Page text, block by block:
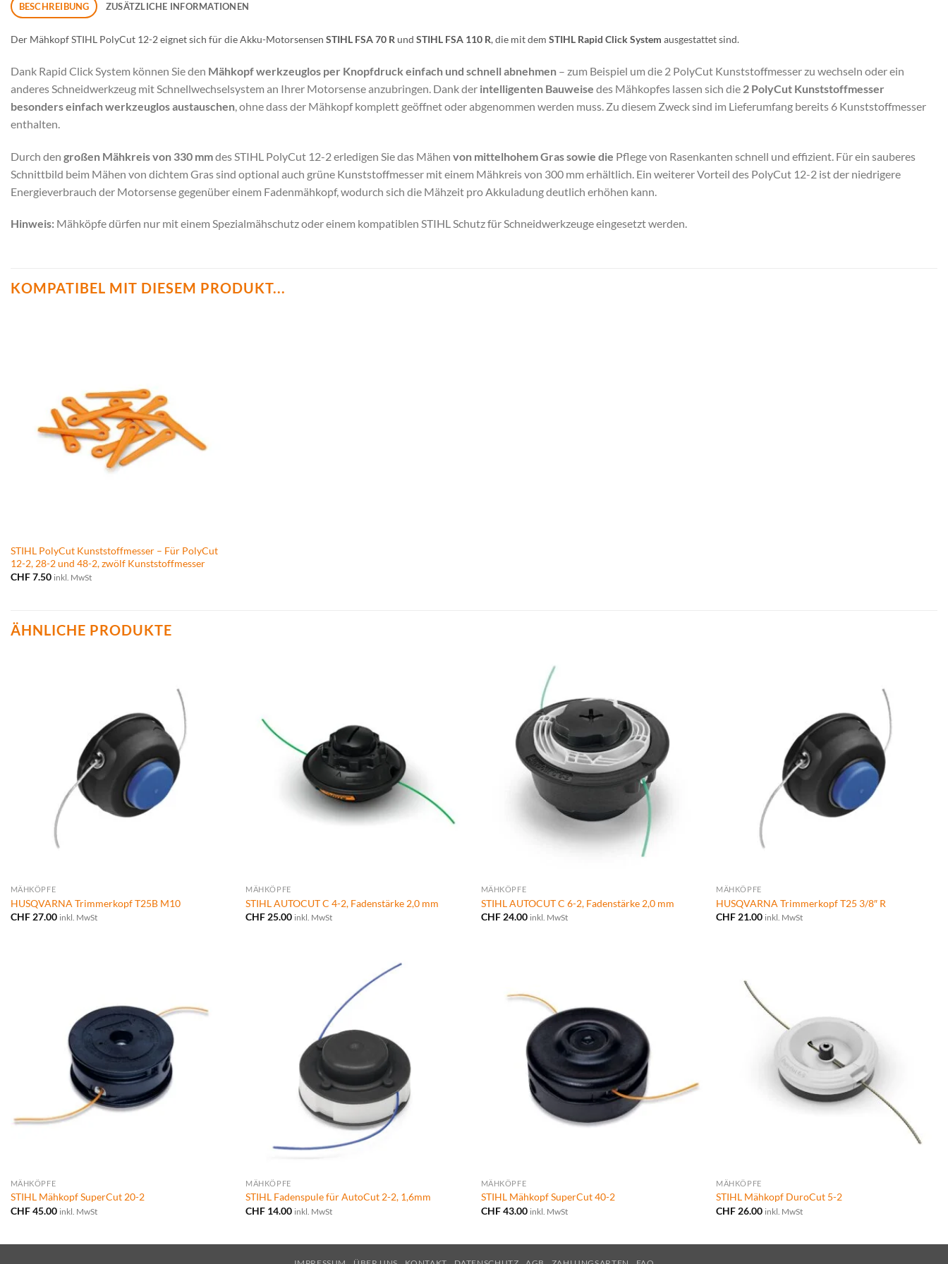
BESCHREIBUNG ZUSÄTZLICHE INFORMATIONEN
Der Mähkopf STIHL PolyCut 12-2 eignet sich für die Akku-Motorsensen STIHL FSA 70 R und STIHL FSA 110 R, die mit dem STIHL Rapid Click System ausgestattet sind.
Dank Rapid Click System können Sie den Mähkopf werkzeuglos per Knopfdruck einfach und schnell abnehmen – zum Beispiel um die 2 PolyCut Kunststoffmesser zu wechseln oder ein
anderes Schneidwerkzeug mit Schnellwechselsystem an Ihrer Motorsense anzubringen. Dank der intelligenten Bauweise des Mähkopfes lassen sich die 2 PolyCut Kunststoffmesser
besonders einfach werkzeuglos austauschen , ohne dass der Mähkopf komplett geöffnet oder abgenommen werden muss. Zu diesem Zweck sind im Lieferumfang bereits 6 Kunststoffmesser
enthalten.
Durch den großen Mähkreis von 330 mmdes STIHL PolyCut 12-2 erledigen Sie das Mähen von mittelhohem Gras sowie die Pflege von Rasenkanten schnell und effizient. Für ein sauberes
Schnittbild beim Mähen von dichtem Gras sind optional auch grüne Kunststoffmesser mit einem Mähkreis von 300 mm erhältlich. Ein weiterer Vorteil des PolyCut 12-2 ist der niedrigere
Energieverbrauch der Motorsense gegenüber einem Fadenmähkopf, wodurch sich die Mähzeit pro Akkuladung deutlich erhöhen kann.
Hinweis: Mähköpfe dürfen nur mit einem Spezialmähschutz oder einem kompatiblen STIHL Schutz für Schneidwerkzeuge eingesetzt werden.
KOMPATIBEL MIT DIESEM PRODUKT...
STIHL PolyCut Kunststoffmesser – Für PolyCut
12-2, 28-2 und 48-2, zwölf Kunststoffmesser
CHF7.50 inkl. MwSt
ÄHNLICHE PRODUKTE
MÄHKÖPFE
HUSQVARNA Trimmerkopf T25B M10
CHF27.00 inkl. MwSt
MÄHKÖPFE
STIHL AUTOCUT C 4-2, Fadenstärke 2,0 mm
CHF 25.00 inkl. MwSt
MÄHKÖPFE
STIHL AUTOCUT C 6-2, Fadenstärke 2,0 mm
CHF24.00 inkl. MwSt
MÄHKÖPFE
HUSQVARNA Trimmerkopf T25 3/8″ R
CHF 21.00 inkl. MwSt
MÄHKÖPFE
STIHL Mähkopf SuperCut 20-2
CHF45.00 inkl. MwSt
MÄHKÖPFE
STIHL Fadenspule für AutoCut 2-2, 1,6mm
CHF 14.00 inkl. MwSt
MÄHKÖPFE
STIHL Mähkopf SuperCut 40-2
CHF43.00 inkl. MwSt
MÄHKÖPFE
STIHL Mähkopf DuroCut 5-2
CHF 26.00 inkl. MwSt